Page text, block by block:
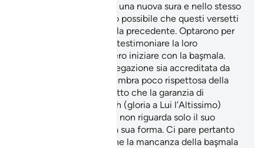
certi che si trattasse di una nuova sura e nello stesso
tempo non sembrò loro possibile che questi versetti
facessero parte di quella precedente. Optarono per
la separazione ma, per testimoniare la loro
perplessità, non la fecero iniziare con la başmala.
Nonostante questa spiegazione sia accreditata da
numerosi esegeti, ci sembra poco rispettosa della
realtà coranica e del fatto che la garanzia di
preservazione che Allah (gloria a Lui l’Altissimo)
conferisce al Suo Libro non riguarda solo il suo
contenuto ma anche la sua forma. Ci pare pertanto
più corretto ritenere che la mancanza della başmala